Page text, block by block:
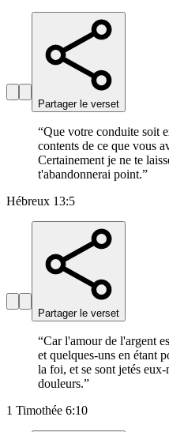
Partager le verset
“Que votre conduite soit
contents de ce que vous
Certainement je ne te
t'abandonnerai point.”
Hébreux 13:5
Partager le verset
“Car l'amour de l'argent
et quelques-uns en étant
la foi, et se sont jetés
douleurs.”
1 Timothée 6:10